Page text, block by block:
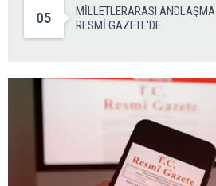
05
MİLLETLERARASI ANDLAŞMA
RESMİ GAZETE'DE